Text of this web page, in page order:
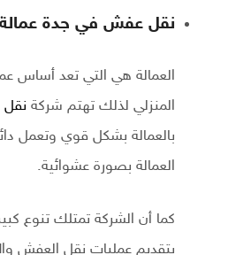
نقل عفش في جدة عمالة
العمالة هي التي تعد أساس
المنزلي لذلك تهتم شركة
بالعمالة بشكل قوي وتعمل
العمالة بصورة عشوائية.
كما أن الشركة تمتلك تنوع
بتقديم عمليات نقل العفش